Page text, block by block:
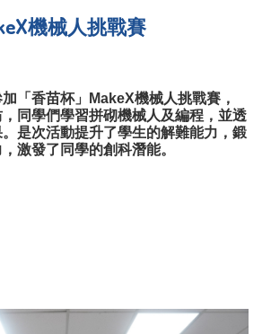
機械人挑戰賽
「香苗杯」MakeX機械人挑戰賽，
同學們學習拼砌機械人及編程，並透
是次活動提升了學生的解難能力，鍛
激發了同學的創科潛能。